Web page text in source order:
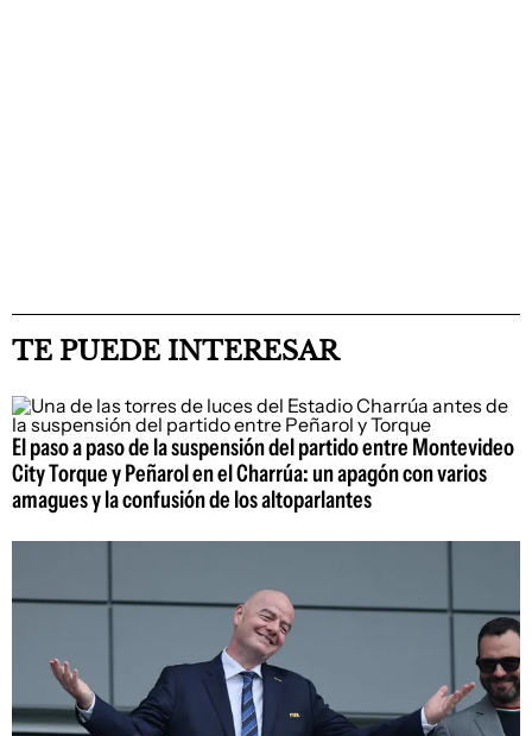
TE PUEDE INTERESAR
El paso a paso de la suspensión del partido entre Montevideo
City Torque y Peñarol en el Charrúa: un apagón con varios
amagues y la confusión de los altoparlantes